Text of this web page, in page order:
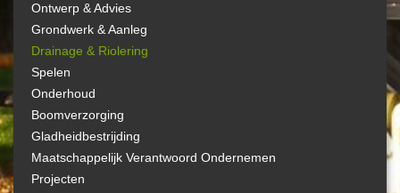
Ontwerp & Advies
Grondwerk & Aanleg
Drainage & Riolering
Spelen
Onderhoud
Boomverzorging
Gladheidbestrijding
Maatschappelijk Verantwoord Ondernemen
Projecten